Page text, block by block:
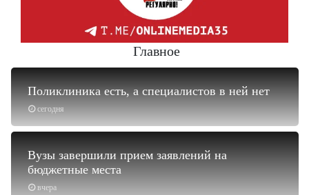
Главное
сегодня
Поликлиника есть, а специалистов в ней нет
вчера
Вузы завершили прием заявлений на
бюджетные места